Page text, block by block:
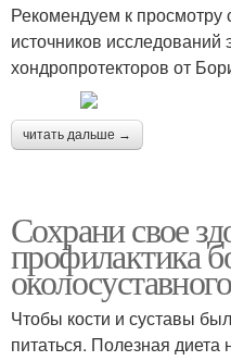
Рекомендуем к просмотру
источников
хондропротекторов от
читать дальше →
Сохрани свое
профилактика
Чтобы кости и суставы
питаться. Полезная диета